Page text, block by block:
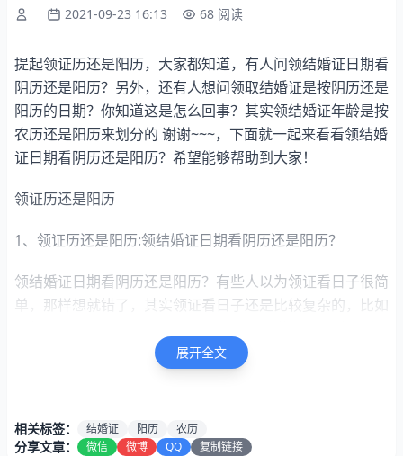
2021-09-23 16:13 68 阅读
提起领证历还是阳历，大家都知道，有人问领结婚证日期看
阴历还是阳历？另外，还有人想问领取结婚证是按阴历还是
阳历的日期？你知道这是怎么回事？其实领结婚证年龄是按
农历还是阳历来划分的 谢谢~~~，下面就一起来看看领结婚
证日期看阴历还是阳历？希望能够帮助到大家！
领证历还是阳历
1、领证历还是阳历:领结婚证日期看阴历还是阳历？
领结婚证日期看阴历还是阳历？有些人以为领证看日子很简
单，那样想就错了，其实领证看日子还是比较复杂的，比如
人不明白，下面就让小编来告诉大家领证吉日看阳历还是农
历吧!领证吉日看阳历还是农历，选择领证吉日原则领证看
1、选择润年润月为宜，中国人对领证日期的挑选颇为看
展开全文
相关标签： 结婚证 阳历 农历
分享文章： 微信 微博 QQ 复制链接